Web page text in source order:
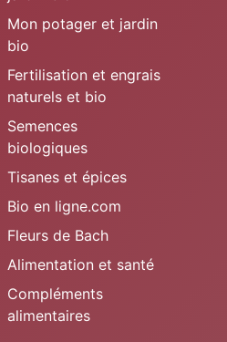
Mon potager et jardin
bio
Fertilisation et engrais
naturels et bio
Semences
biologiques
Tisanes et épices
Bio en ligne.com
Fleurs de Bach
Alimentation et santé
Compléments
alimentaires